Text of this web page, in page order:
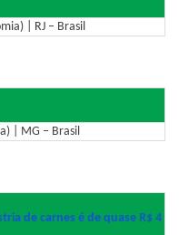
| RJ – Brasil
| MG – Brasil
de carnes é de quase R$ 4